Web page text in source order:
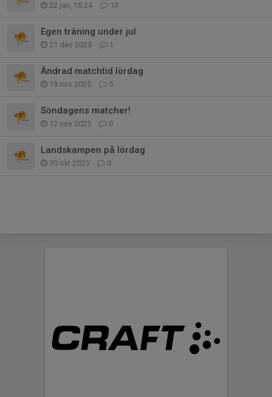
22 jan, 15:24 13
Egen träning under jul
21 dec 2025 1
Ändrad matchtid lördag
19 nov 2025 5
Söndagens matcher!
12 nov 2025 0
Landskampen på lördag
30 okt 2025 0